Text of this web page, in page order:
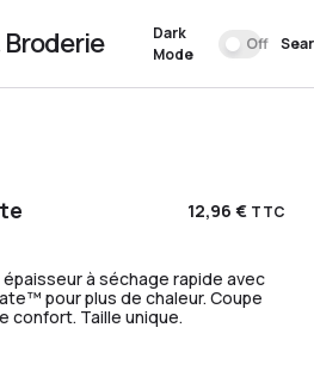
Dark
Mode
Off
12,96 € TTC
à séchage rapide avec
pour plus de chaleur. Coupe
confort. Taille unique.